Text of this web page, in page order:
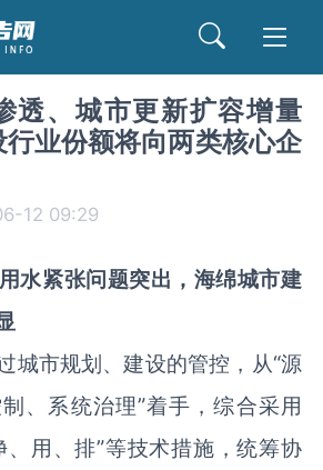
透、城市更新扩容增量
业份额将向两类核心企
12 09:29
水紧张问题突出，海绵城市建
城市规划、建设的管控，从“源
、系统治理”着手，综合采用
、用、排”等技术措施，统筹协